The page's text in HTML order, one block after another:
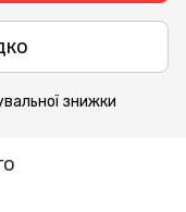
знижки